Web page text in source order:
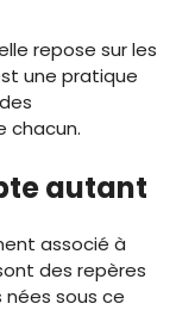
repose sur les
une pratique
chacun.
autant
associé à
des repères
sous ce